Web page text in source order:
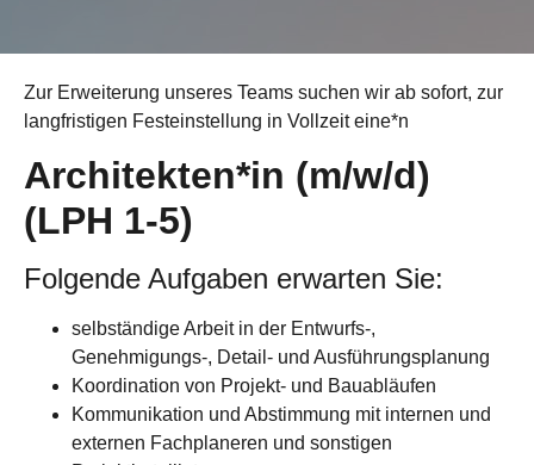
Zur Erweiterung unseres Teams suchen wir ab sofort, zur
langfristigen Festeinstellung in Vollzeit eine*n
Architekten*in (m/w/d)
(LPH 1-5)
Folgende Aufgaben erwarten Sie:
selbständige Arbeit in der Entwurfs-,
Genehmigungs-, Detail- und Ausführungsplanung
Koordination von Projekt- und Bauabläufen
Kommunikation und Abstimmung mit internen und
externen Fachplaneren und sonstigen